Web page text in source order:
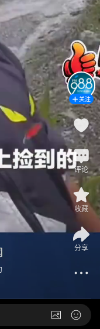
关注
评论
收藏
分享